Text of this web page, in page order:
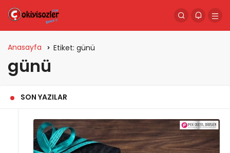
Anasayfa Etiket: günü
günü
SON YAZILAR